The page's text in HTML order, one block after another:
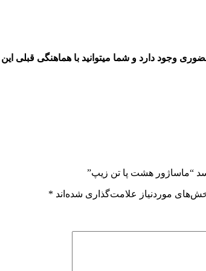
وجود دارد و شما میتوانید با هماهنگی قبلی
“ماساژور هشت پا تن زیپ”
موردنیاز علامت‌گذاری شده‌اند *